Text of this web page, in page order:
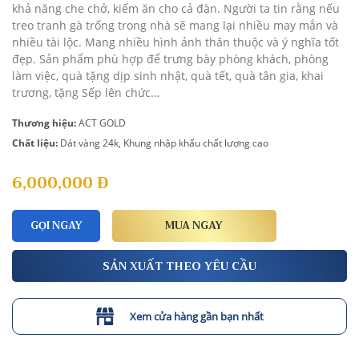
khả năng che chở, kiếm ăn cho cả đàn. Người ta tin rằng nếu
treo tranh gà trống trong nhà sẽ mang lại nhiều may mắn và
nhiều tài lộc. Mang nhiều hình ảnh thân thuộc và ý nghĩa tốt
đẹp. Sản phẩm phù hợp để trưng bày phòng khách, phòng
làm việc, quà tặng dịp sinh nhật, quà tết, quà tân gia, khai
trương, tặng Sếp lên chức…
Thương hiệu:ACT GOLD
Chất liệu: Dát vàng 24k, Khung nhập khẩu chất lượng cao
6,000,000Đ
GỌI NGAY MUA NGAY
SẢN XUẤT THEO YÊU CẦU
Xem cửa hàng gần bạn nhất